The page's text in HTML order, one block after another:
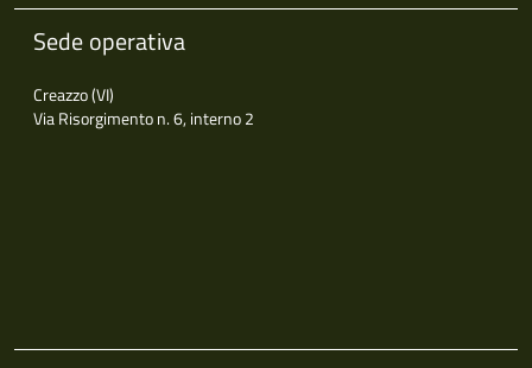
Sede operativa
Creazzo (VI)
Via Risorgimento n. 6, interno 2